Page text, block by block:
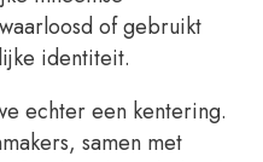
of gebruikt
identiteit.
echter een kentering.
samen met